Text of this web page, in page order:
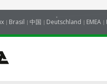
Brasil 中国 Deutschland EMEA